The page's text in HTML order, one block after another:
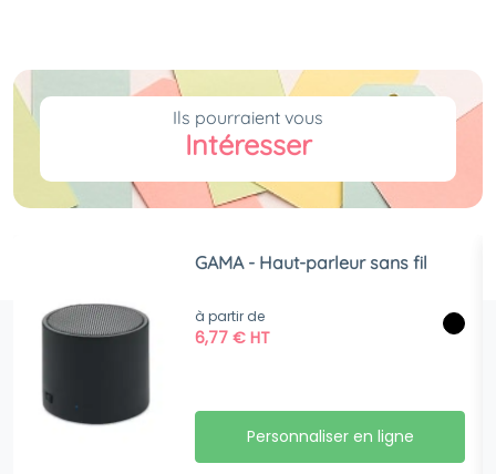
Ils pourraient vous
Intéresser
GAMA - Haut-parleur sans fil
à partir de
6,77€ HT
Personnaliser en ligne